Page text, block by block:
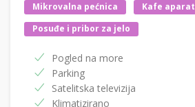
Mikrovalna pećnica Kafe aparat
Posuđe i pribor za jelo
Pogled na more
Parking
Satelitska televizija
Klimatizirano